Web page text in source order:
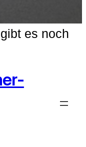
es noch 2